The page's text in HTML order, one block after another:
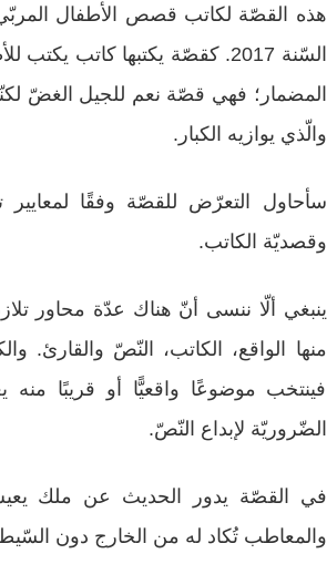
هذه القصّة لكاتب قصص الأطفال
السّنة 2017. كقصّة يكتبها كاتب
المضمار؛ فهي قصّة نعم للجيل الغضّ
والّذي يوازيه الكبار.
سأحاول التعرّض للقصّة وفقًا لمعايير
وقصديّة الكاتب.
ينبغي ألّا ننسى أنّ هناك عدّة محاور
منها الواقع، الكاتب، النّصّ والقارئ.
فينتخب موضوعًا واقعيًّا أو قريبًا
الضّروريّة لإبداع النّصّ.
في القصّة يدور الحديث عن ملك
والمعاطب تُكاد له من الخارج دون